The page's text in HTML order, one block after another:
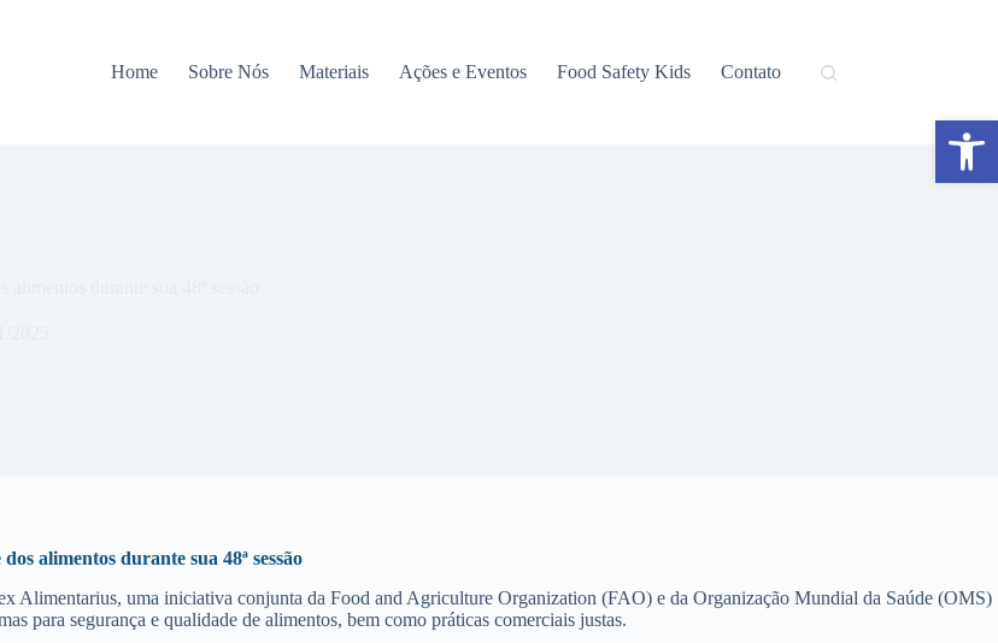
Home Sobre Nós Materiais Ações e Eventos Food Safety Kids Contato
alimentos durante sua 48ª sessão
Alimentarius, uma iniciativa conjunta da Food and Agriculture Organization (FAO) e da Organização Mundial da Saúde (OMS)
para segurança e qualidade de alimentos, bem como práticas comerciais justas.
Abrir a barra de ferramentas